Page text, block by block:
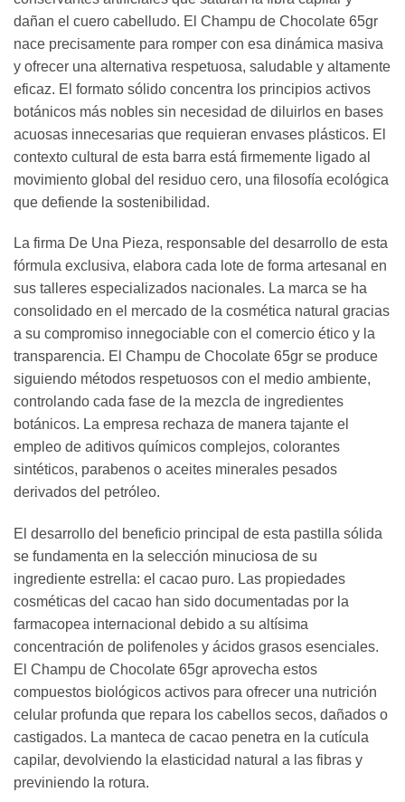
dañan el cuero cabelludo. El Champu de Chocolate 65gr
nace precisamente para romper con esa dinámica masiva
y ofrecer una alternativa respetuosa, saludable y altamente
eficaz. El formato sólido concentra los principios activos
botánicos más nobles sin necesidad de diluirlos en bases
acuosas innecesarias que requieran envases plásticos. El
contexto cultural de esta barra está firmemente ligado al
movimiento global del residuo cero, una filosofía ecológica
que defiende la sostenibilidad.
La firma De Una Pieza, responsable del desarrollo de esta
fórmula exclusiva, elabora cada lote de forma artesanal en
sus talleres especializados nacionales. La marca se ha
consolidado en el mercado de la cosmética natural gracias
a su compromiso innegociable con el comercio ético y la
transparencia. El Champu de Chocolate 65gr se produce
siguiendo métodos respetuosos con el medio ambiente,
controlando cada fase de la mezcla de ingredientes
botánicos. La empresa rechaza de manera tajante el
empleo de aditivos químicos complejos, colorantes
sintéticos, parabenos o aceites minerales pesados
derivados del petróleo.
El desarrollo del beneficio principal de esta pastilla sólida
se fundamenta en la selección minuciosa de su
ingrediente estrella: el cacao puro. Las propiedades
cosméticas del cacao han sido documentadas por la
farmacopea internacional debido a su altísima
concentración de polifenoles y ácidos grasos esenciales.
El Champu de Chocolate 65gr aprovecha estos
compuestos biológicos activos para ofrecer una nutrición
celular profunda que repara los cabellos secos, dañados o
castigados. La manteca de cacao penetra en la cutícula
capilar, devolviendo la elasticidad natural a las fibras y
previniendo la rotura.